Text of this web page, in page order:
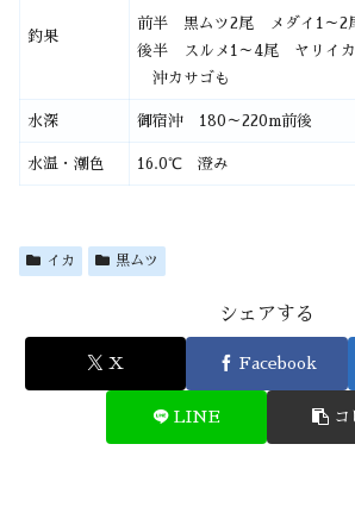
釣果
前半 黒ムツ2尾 メダイ1～
後半 スルメ1～4尾 ヤリイカ
沖カサゴも
水深 御宿沖 180～220m前後
水温・潮色 16.0℃ 澄み
イカ 黒ムツ
シェアする
X Facebook
LINE コ